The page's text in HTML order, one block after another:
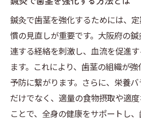
鍼灸で歯茎を強化するためには、
慣の見直しが重要です。大阪府の
連する経絡を刺激し、血流を促進
ます。これにより、歯茎の組織が
予防に繋がります。さらに、栄養
だけでなく、適量の食物摂取や適
ことで、全身の健康をサポートし